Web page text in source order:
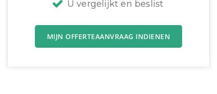
U vergelijkt en beslist
MIJN OFFERTEAANVRAAG INDIENEN